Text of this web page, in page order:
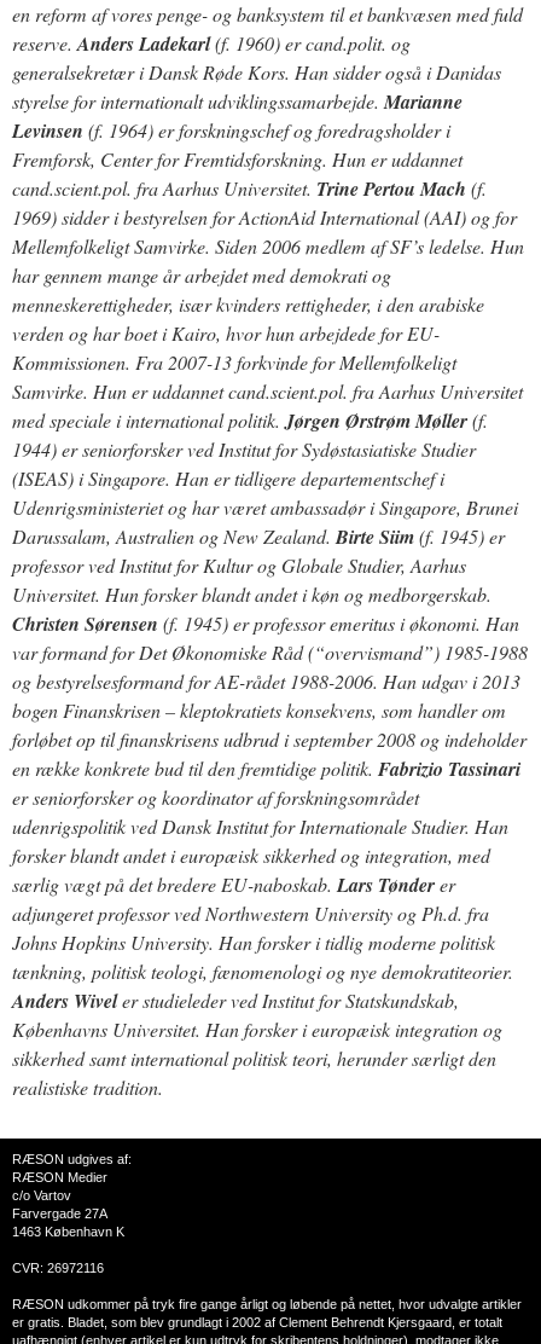
en reform af vores penge- og banksystem til et bankvæsen med fuld
reserve.Anders Ladekarl(f. 1960) er cand.polit. og
generalsekretær i Dansk Røde Kors. Han sidder også i Danidas
styrelse for internationalt udviklingssamarbejde.Marianne
Levinsen (f. 1964) er forskningschef og foredragsholder i
Fremforsk, Center for Fremtidsforskning. Hun er uddannet
cand.scient.pol. fra Aarhus Universitet. Trine Pertou Mach (f.
1969) sidder i bestyrelsen for ActionAid International (AAI) og for
Mellemfolkeligt Samvirke. Siden 2006 medlem af SF’s ledelse. Hun
har gennem mange år arbejdet med demokrati og
menneskerettigheder, især kvinders rettigheder, i den arabiske
verden og har boet i Kairo, hvor hun arbejdede for EU-
Kommissionen. Fra 2007-13 forkvinde for Mellemfolkeligt
Samvirke. Hun er uddannet cand.scient.pol. fra Aarhus Universitet
med speciale i international politik.Jørgen Ørstrøm Møller(f.
1944) er seniorforsker ved Institut for Sydøstasiatiske Studier
(ISEAS) i Singapore. Han er tidligere departementschef i
Udenrigsministeriet og har været ambassadør i Singapore, Brunei
Darussalam, Australien og New Zealand.Birte Siim(f. 1945) er
professor ved Institut for Kultur og Globale Studier, Aarhus
Universitet. Hun forsker blandt andet i køn og medborgerskab.
Christen Sørensen (f. 1945) er professor emeritus i økonomi. Han
var formand for Det Økonomiske Råd (“overvismand”) 1985-1988
og bestyrelsesformand for AE-rådet 1988-2006. Han udgav i 2013
bogen Finanskrisen – kleptokratiets konsekvens, som handler om
forløbet op til finanskrisens udbrud i september 2008 og indeholder
en række konkrete bud til den fremtidige politik. Fabrizio Tassinari
er seniorforsker og koordinator af forskningsområdet
udenrigspolitik ved Dansk Institut for Internationale Studier. Han
forsker blandt andet i europæisk sikkerhed og integration, med
særlig vægt på det bredere EU-naboskab.Lars Tønderer
adjungeret professor ved Northwestern University og Ph.d. fra
Johns Hopkins University. Han forsker i tidlig moderne politisk
tænkning, politisk teologi, fænomenologi og nye demokratiteorier.
Anders Wiveler studieleder ved Institut for Statskundskab,
Københavns Universitet. Han forsker i europæisk integration og
sikkerhed samt international politisk teori, herunder særligt den
realistiske tradition.
RÆSON udgives af:
RÆSON Medier
c/o Vartov
Farvergade 27A
1463 København K
CVR: 26972116
RÆSON udkommer på tryk fire gange årligt og løbende på nettet, hvor udvalgte artikler
er gratis. Bladet, som blev grundlagt i 2002 af Clement Behrendt Kjersgaard, er totalt
uafhængigt (enhver artikel er kun udtryk for skribentens holdninger), modtager ikke